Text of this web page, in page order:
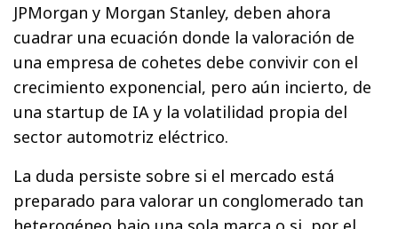
JPMorgan y Morgan Stanley, deben ahora
cuadrar una ecuación donde la valoración de
una empresa de cohetes debe convivir con el
crecimiento exponencial, pero aún incierto, de
una startup de IA y la volatilidad propia del
sector automotriz eléctrico.
La duda persiste sobre si el mercado está
preparado para valorar un conglomerado tan